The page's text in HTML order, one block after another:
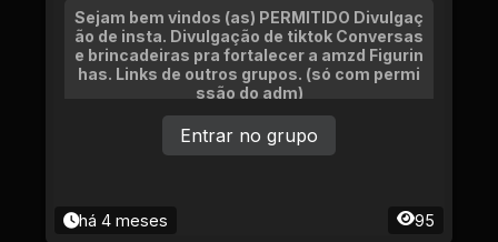
Sejam bem vindos (as) PERMITIDO Divulgaç
ão de insta. Divulgação de tiktok Conversas
e brincadeiras pra fortalecer a amzd Figurin
has. Links de outros grupos. (só com permi
ssão do adm)
há 4 meses 95
Entrar no grupo